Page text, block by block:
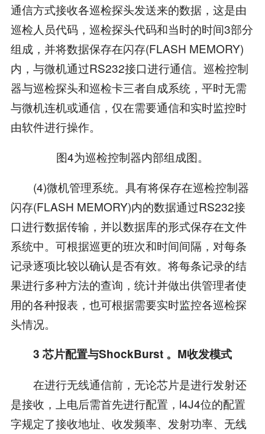
通信方式接收各巡检探头发送来的数据，这是由
巡检人员代码，巡检探头代码和当时的时间3部分
组成，并将数据保存在闪存(FLASH MEMORY)
内，与微机通过RS232接口进行通信。巡检控制
器与巡检探头和巡检卡三者自成系统，平时无需
与微机连机或通信，仅在需要通信和实时监控时
由软件进行操作。
图4为巡检控制器内部组成图。
(4)微机管理系统。具有将保存在巡检控制器
闪存(FLASH MEMORY)内的数据通过RS232接
口进行数据传输，并以数据库的形式保存在文件
系统中。可根据巡更的班次和时间间隔，对每条
记录逐项比较以确认是否有效。将每条记录的结
果进行多种方法的查询，统计并做出供管理者使
用的各种报表，也可根据需要实时监控各巡检探
头情况。
3 芯片配置与ShockBurst 。M收发模式
在进行无线通信前，无论芯片是进行发射还
是接收，上电后需首先进行配置，l4J4位的配置
字规定了接收地址、收发频率、发射功率、无线